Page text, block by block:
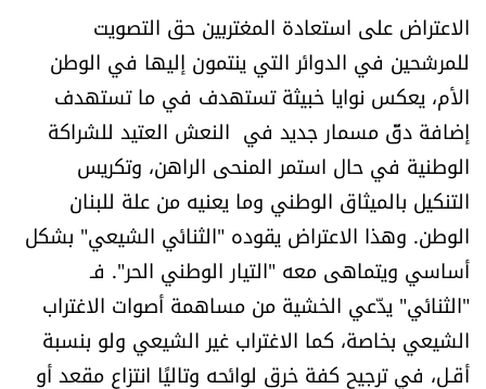
تحت المجهر
آراء
اقتصاد
العالم
الصحافة الإسرائيلية
ثقافة وفنون
الاعتراض على استعادة المغتربين حق التصويت
للمرشحين في الدوائر التي ينتمون إليها في الوطن
الأم، يعكس نوايا خبيثة تستهدف في ما تستهدف
إضافة دقّ مسمار جديد في النعش العتيد للشراكة
الوطنية في حال استمر المنحى الراهن، وتكريس
التنكيل بالميثاق الوطني وما يعنيه من علة للبنان
الوطن. وهذا الاعتراض يقوده "الثنائي الشيعي" بشكل
أساسي ويتماهى معه "التيار الوطني الحر". فـ
"الثنائي" يدّعي الخشية من مساهمة أصوات الاغتراب
الشيعي بخاصة، كما الاغتراب غير الشيعي ولو بنسبة
أقـل، في ترجيح كفة خرق لوائحه وتاليًا انتزاع مقعد أو